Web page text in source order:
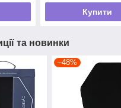
Купити
та новинки
–48%